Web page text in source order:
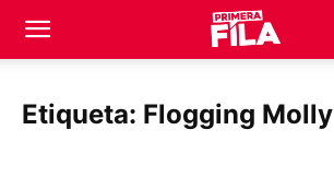
Etiqueta: Flogging Molly